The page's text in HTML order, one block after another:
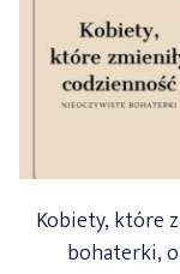
Kobiety, które
bohaterki,